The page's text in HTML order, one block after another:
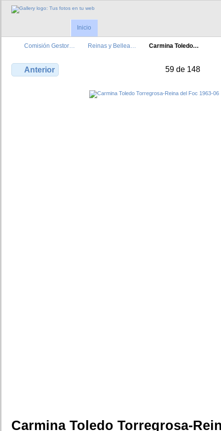
Inicio
Comisión Gestor… Reinas y Bellea… Carmina Toledo…
Anterior 59 de 148
Carmina Toledo Torregrosa-